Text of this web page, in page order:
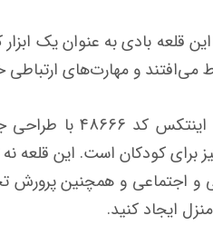
این قلعه بادی به عنوان
می‌افتند و مهارت‌های
قلعه بادی
کودکان است. این قلعه
اجتماعی و همچنین پرورش
ایجاد کنید.